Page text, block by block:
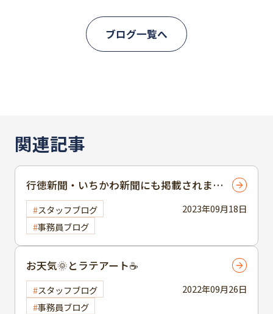
ブログ一覧へ
関連記事
2023年09月18日
行徳新聞・いちかわ新聞にも掲載されまし
た～日常に潜む詐欺に注意
スタッフブログ
事務員ブログ
2022年09月26日
お天気🌞とラテアート☕
スタッフブログ
事務員ブログ